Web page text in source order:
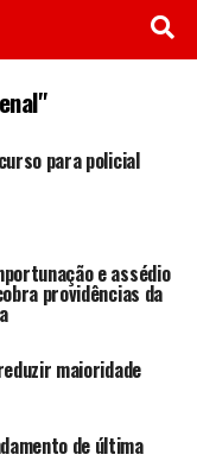
para policial
e assédio
providências da
maioridade
de última